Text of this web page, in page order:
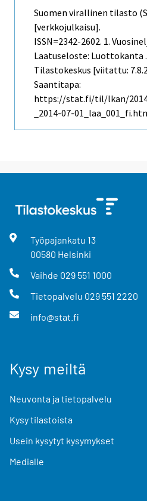
Suomen virallinen tilasto
[verkkojulkaisu].
ISSN=2342-2602. 1.
Laatuseloste: Luottokanta
Tilastokeskus [viitattu:
Saantitapa:
https://stat.fi/til/lkan/
_2014-07-
Työpajankatu 13
00580 Helsinki
Vaihde 029 551 1000
Tietopalvelu 029 551 2220
info@stat.fi
Kysy meiltä
Neuvonta ja tietopalvelu
Kysy tilastoista
Usein kysytyt kysymykset
Medialle